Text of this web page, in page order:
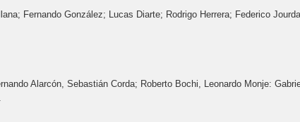
Fernando González; Lucas Diarte; Rodrigo Herrera; Federico
Alarcón, Sebastián Corda; Roberto Bochi, Leonardo Monje: